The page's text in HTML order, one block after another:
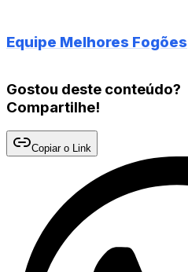
Equipe Melhores Fogões
Gostou deste conteúdo?
Compartilhe!
Copiar o Link